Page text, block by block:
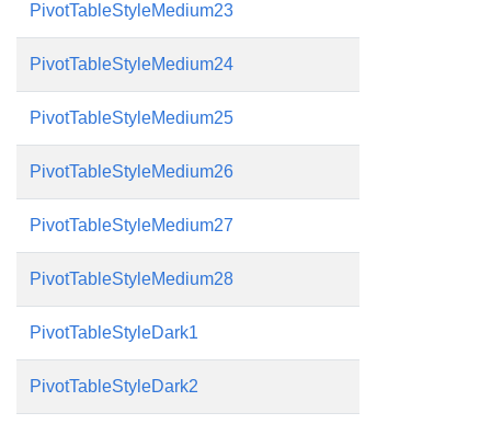
PivotTableStyleMedium23
PivotTableStyleMedium24
PivotTableStyleMedium25
PivotTableStyleMedium26
PivotTableStyleMedium27
PivotTableStyleMedium28
PivotTableStyleDark1
PivotTableStyleDark2